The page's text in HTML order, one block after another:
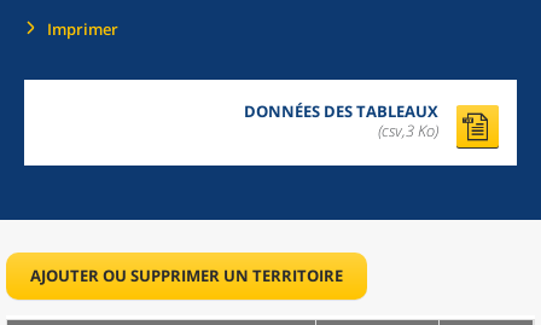
Imprimer
DONNÉES DES TABLEAUX
(csv,3 Ko)
AJOUTER OU SUPPRIMER UN TERRITOIRE